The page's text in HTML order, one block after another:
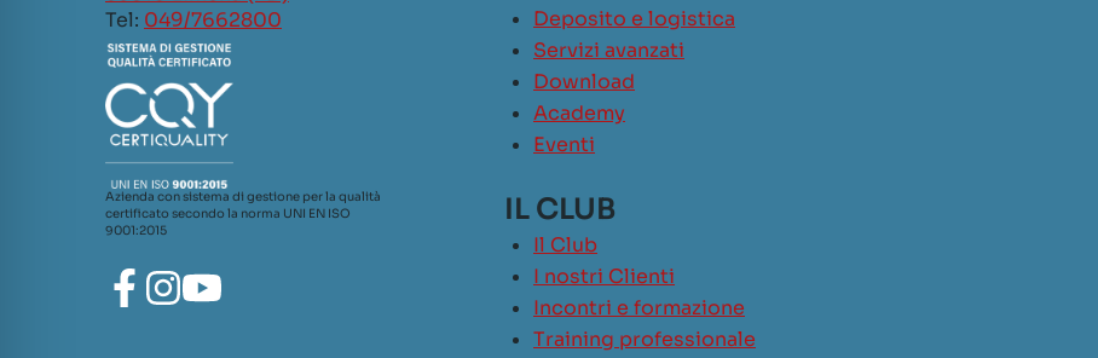
Tel: 049/7662800
Azienda con sistema di gestione per la qualità
certificato secondo la norma UNI EN ISO
9001:2015
Deposito e logistica
Servizi avanzati
Download
Academy
Eventi
IL CLUB
Il Club
I nostri Clienti
Incontri e formazione
Training professionale